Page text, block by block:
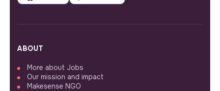
ABOUT
More about Jobs
Our mission and impact
Makesense NGO